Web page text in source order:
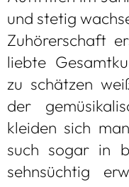
und ste­tig
Zuhö­rer­schaft
liebte
zu schät­zen
der
klei­den sich
such sogar in
sehn­süch­tig